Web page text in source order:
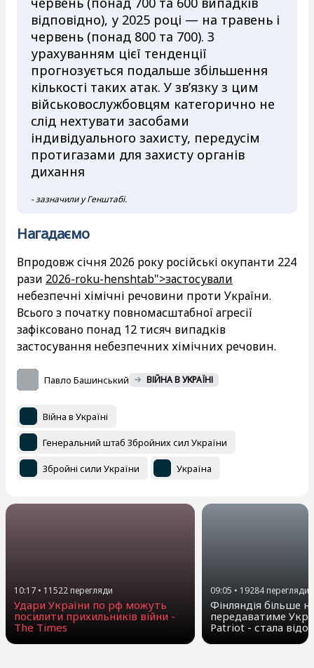
відповідно), у 2025 році — на травень і
червень (понад 800 та 700). З
урахуванням цієї тенденції
прогнозується подальше збільшення
кількості таких атак. У зв’язку з цим
військовослужбовцям категорично не
слід нехтувати засобами
індивідуального захисту, передусім
протигазами для захисту органів
дихання
- зазначили у Генштабі.
Нагадаємо
Впродовж січня 2026 року російські окупанти 224
рази 2026-roku-henshtab">застосували
небезпечні хімічні речовини проти України.
Всього з початку повномасштабної агресії
зафіксовано понад 12 тисяч випадків
застосування небезпечних хімічних речовин.
Павло Башинський ВІЙНА В УКРАЇНІ
Війна в Україні
Генеральний штаб Збройних сил України
Збройні сили України Україна
10:17 • 11522перегляди
Удари України по рф можуть
посилити прихильників війни -
The Times
09:05 • 19284 перегляди
Фінляндія більше
передаватиме
Patriot - стала